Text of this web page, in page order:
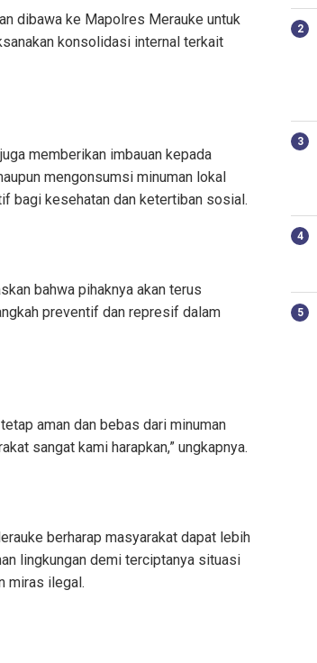
dibawa ke Mapolres Merauke untuk
konsolidasi internal terkait
memberikan imbauan kepada
mengonsumsi minuman lokal
bagi kesehatan dan ketertiban sosial.
bahwa pihaknya akan terus
preventif dan represif dalam
aman dan bebas dari minuman
sangat kami harapkan,” ungkapnya.
berharap masyarakat dapat lebih
lingkungan demi terciptanya situasi
miras ilegal.